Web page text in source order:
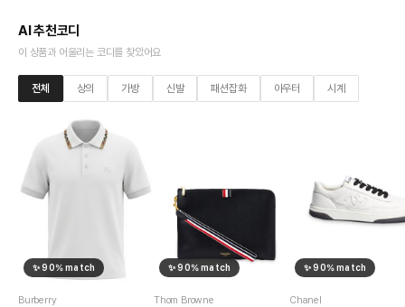
AI 추천코디
이 상품과 어울리는 코디를 찾았어요
전체 상의 가방 신발 패션잡화 아우터 시계
✨90% match
Burberry
✨90% match
Thom Browne
✨90% match
Chanel